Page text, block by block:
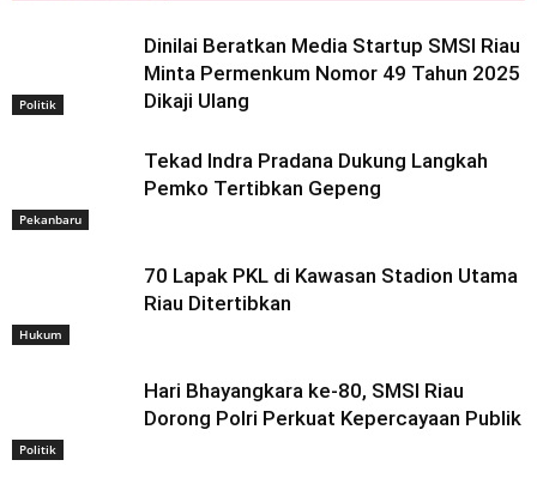
Politik
Dinilai Beratkan Media Startup SMSI Riau
Minta Permenkum Nomor 49 Tahun 2025
Dikaji Ulang
Pekanbaru
Tekad Indra Pradana Dukung Langkah
Pemko Tertibkan Gepeng
Hukum
70 Lapak PKL di Kawasan Stadion Utama
Riau Ditertibkan
Politik
Hari Bhayangkara ke-80, SMSI Riau
Dorong Polri Perkuat Kepercayaan Publik